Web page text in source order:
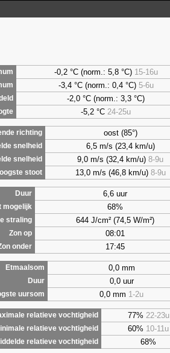
-0,2 °C (norm.: 5,8 °C) 15-16u
-3,4 °C (norm.: 0,4 °C) 5-6u
-2,0 °C (norm.: 3,3 °C)
-5,2 °C 24-25u
richting
oost (85°)
snelheid 6,5 m/s (23,4 km/u)
snelheid 9,0 m/s (32,4 km/u)8-9u
stoot 13,0 m/s (46,8 km/u) 8-9u
Duur
6,6 uur
mogelijk 68%
straling 644 J/cm² (74,5 W/m²)
Zon op 08:01
onder 17:45
Etmaalsom
0,0 mm
Duur 0,0 uur
uursom 0,0 mm 1-2u
relatieve vochtigheid
77% 22-23u
relatieve vochtigheid 60% 10-11u
relatieve vochtigheid 68%